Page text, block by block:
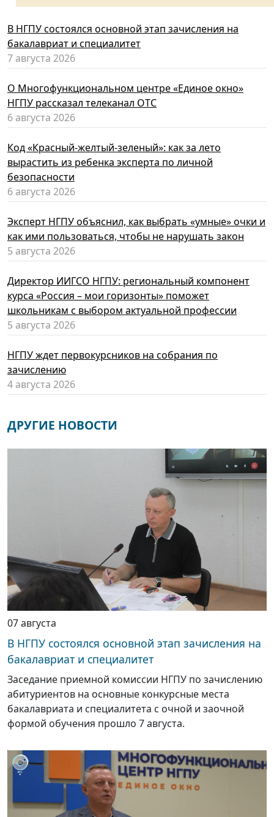
В НГПУ состоялся основной этап зачисления на
бакалавриат и специалитет
7 августа 2026
О Многофункциональном центре «Единое окно»
НГПУ рассказал телеканал ОТС
6 августа 2026
Код «Красный-желтый-зеленый»: как за лето
вырастить из ребенка эксперта по личной
безопасности
6 августа 2026
Эксперт НГПУ объяснил, как выбрать «умные» очки и
как ими пользоваться, чтобы не нарушать закон
5 августа 2026
Директор ИИГСО НГПУ: региональный компонент
курса «Россия – мои горизонты» поможет
школьникам с выбором актуальной профессии
5 августа 2026
НГПУ ждет первокурсников на собрания по
зачислению
4 августа 2026
ДРУГИЕ НОВОСТИ
07 августа
В НГПУ состоялся основной этап зачисления на
бакалавриат и специалитет
Заседание приемной комиссии НГПУ по зачислению
абитуриентов на основные конкурсные места
бакалавриата и специалитета с очной и заочной
формой обучения прошло 7 августа.